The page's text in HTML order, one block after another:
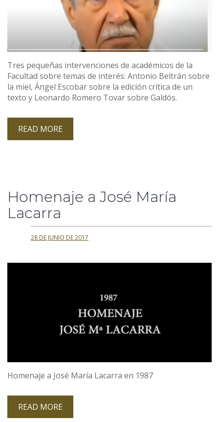
Tres pequeñas intervenciones de académicos de la
Facultad sobre temas de interés: Antonio Beltrán sobre
la miel, Ángel Escobar sobre la edición crítica de un
texto y Leonardo Romero Tovar sobre Galdós.
READ MORE
Homenaje a José María
Lacarra
28 DE JUNIO DE 2017
Homenaje a José María Lacarra en 1987
READ MORE